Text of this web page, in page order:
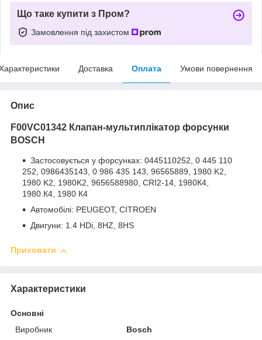
Що таке купити з Пром?
Замовлення під захистом
Доставка Оплата Умови повернення
Опис
F00VC01342 Клапан-мультиплікатор форсунки
BOSCH
Застосовується у форсунках: 0445110252, 0 445 110
252, 0986435143, 0 986 435 143, 96565889, 1980.K2,
1980 K2, 1980K2, 9656588980, CRI2-14, 1980К4,
1980.К4, 1980 К4
Автомобілі: PEUGEOT, CITROEN
Двигуни: 1.4 HDi, 8HZ, 8HS
Приховати
Характеристики
Основні
Виробник
Bosch